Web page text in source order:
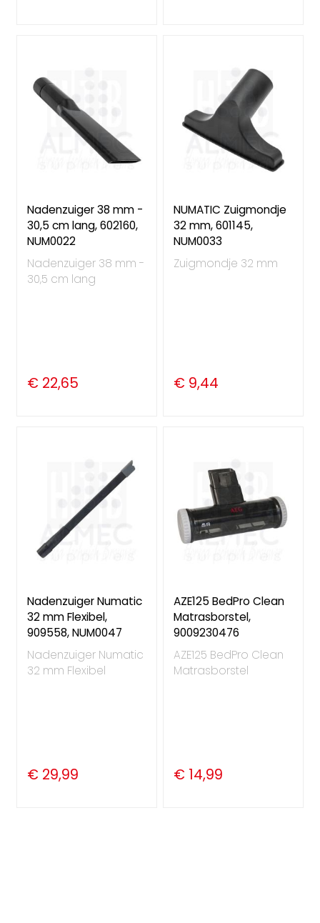
Nadenzuiger 38 mm -
30,5 cm lang, 602160,
NUM0022
Nadenzuiger 38 mm -
30,5 cm lang
€ 22,65
NUMATIC Zuigmondje
32 mm, 601145,
NUM0033
Zuigmondje 32 mm
€ 9,44
Nadenzuiger Numatic
32 mm Flexibel,
909558, NUM0047
Nadenzuiger Numatic
32 mm Flexibel
€ 29,99
AZE125 BedPro Clean
Matrasborstel,
9009230476
AZE125 BedPro Clean
Matrasborstel
€ 14,99